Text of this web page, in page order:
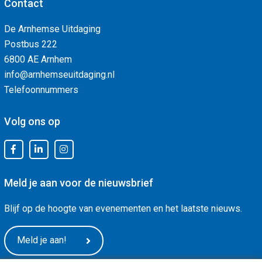
Contact
De Arnhemse Uitdaging
Postbus 222
6800 AE Arnhem
info@arnhemseuitdaging.nl
Telefoonnummers
Volg ons op
Meld je aan voor de nieuwsbrief
Blijf op de hoogte van evenementen en het laatste nieuws.
Meld je aan!